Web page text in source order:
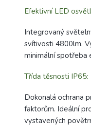
Efektivní LED
Integrovaný
svítivosti 4800lm.
minimální spotřeba
Třída těsnosti IP65:
Dokonalá ochrana
faktorům. Ideální
vystavených